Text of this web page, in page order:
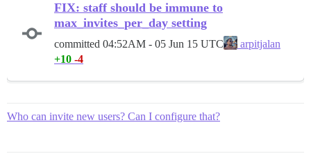
FIX: staff should be immune to
max_invites_per_day setting
committed 04:52AM - 05 Jun 15 UTC
arpitjalan
+10 -4
Who can invite new users? Can I configure that?